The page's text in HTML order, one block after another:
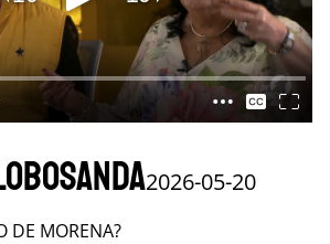
2026-05-20
DE MORENA?